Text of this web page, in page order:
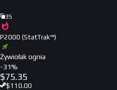
35
P2000 (StatTrak™)
Żywiołak ognia
-31%
$75.35
$110.00